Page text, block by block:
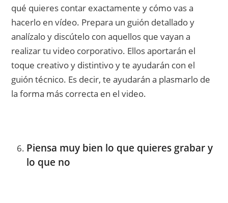
qué quieres contar exactamente y cómo vas a
hacerlo en vídeo. Prepara un guión detallado y
analízalo y discútelo con aquellos que vayan a
realizar tu video corporativo. Ellos aportarán el
toque creativo y distintivo y te ayudarán con el
guión técnico. Es decir, te ayudarán a plasmarlo de
la forma más correcta en el video.
Piensa muy bien lo que quieres grabar y
lo que no